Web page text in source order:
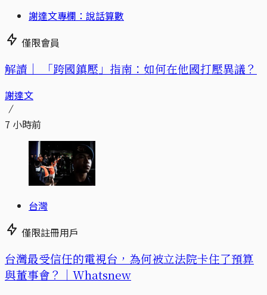
謝達文專欄：說話算數
僅限會員
解讀｜ 「跨國鎮壓」指南：如何在他國打壓異議？
謝達文
7 小時前
台灣
僅限註冊用戶
台灣最受信任的電視台，為何被立法院卡住了預算
與董事會？｜Whatsnew